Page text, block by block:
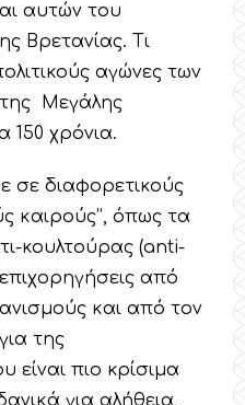
αυτών του
Βρετανίας. Τι
αγώνες των
Μεγάλης
150 χρόνια.
σε διαφορετικούς
καιρούς’’, όπως τα
κουλτούρας (anti-
από
και από τον
της
είναι πιο κρίσιμα
για αλήθεια,